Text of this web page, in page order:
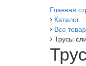
Главная
Каталог
Все
Трусы